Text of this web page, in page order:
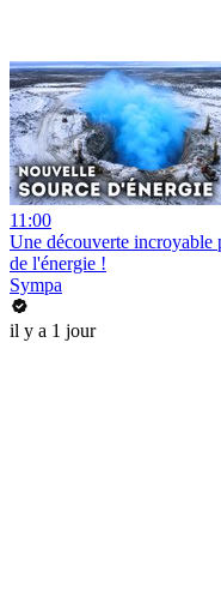
11:00
Une découverte incroyable
de l'énergie !
Sympa
il y a 1 jour